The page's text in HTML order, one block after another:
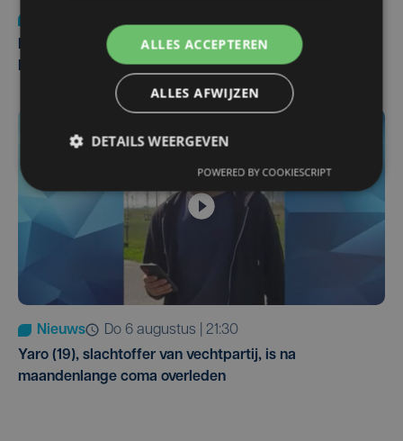
Man en vrouw dood aangetroffen in woning in Sint-
Pieters Brugge
Nieuws
do 6 augustus | 21:30
Yaro (19), slachtoffer van vechtpartij, is na
maandenlange coma overleden
ALLES ACCEPTEREN
ALLES AFWIJZEN
DETAILS WEERGEVEN
POWERED BY COOKIESCRIPT